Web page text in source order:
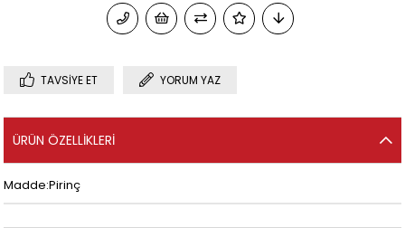
TAVSIYE ET YORUM YAZ
ÜRÜN ÖZELLIKLERI
Madde:Pirinç